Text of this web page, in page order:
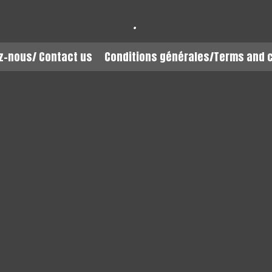
.
nous/ Contact us Conditions générales/Terms and